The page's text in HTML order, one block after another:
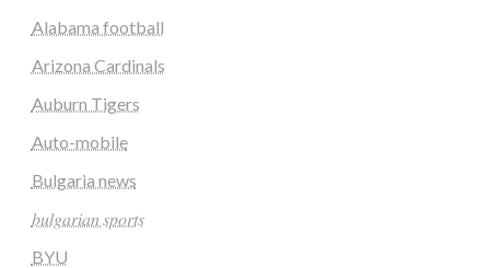
Alabama football
Arizona Cardinals
Auburn Tigers
Auto-mobile
Bulgaria news
𝑏𝑢𝑙𝑔𝑎𝑟𝑖𝑎𝑛 𝑠𝑝𝑜𝑟𝑡𝑠
BYU